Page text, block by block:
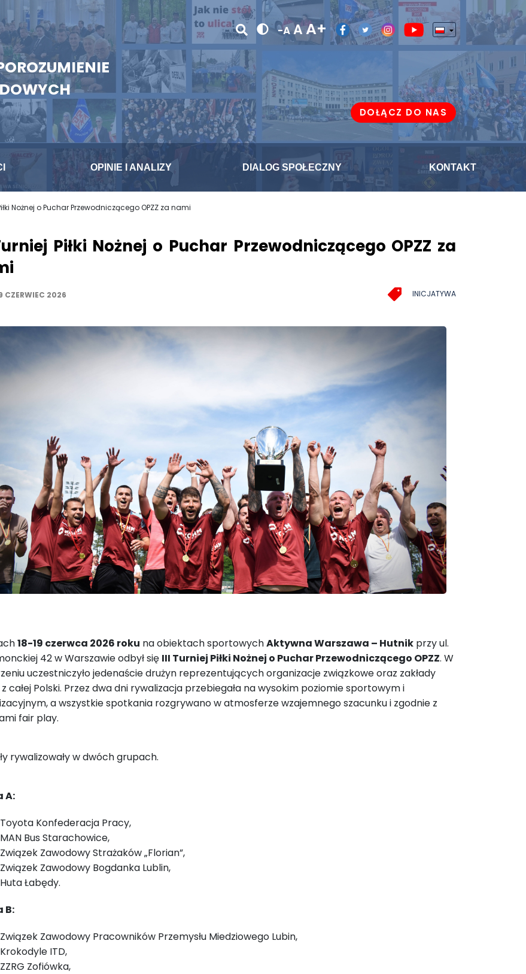
-A AA+
DOŁĄCZ DO NAS
OPINIE I ANALIZY DIALOG SPOŁECZNY KONTAKT
Nożnej o Puchar Przewodniczącego OPZZ za nami
Piłki Nożnej o Puchar Przewodniczącego OPZZ za
CZERWIEC 2026 INICJATYWA
18-19 czerwca 2026 roku na obiektach sportowychAktywna Warszawa – Hutnik przy ul.
42 w Warszawie odbył się III Turniej Piłki Nożnej o Puchar Przewodniczącego OPZZ. W
uczestniczyło jedenaście drużyn reprezentujących organizacje związkowe oraz zakłady
całej Polski. Przez dwa dni rywalizacja przebiegała na wysokim poziomie sportowym i
a wszystkie spotkania rozgrywano w atmosferze wzajemnego szacunku i zgodnie z
fair play.
rywalizowały w dwóch grupach.
A:
Toyota Konfederacja Pracy,
MAN Bus Starachowice,
Związek Zawodowy Strażaków „Florian”,
Związek Zawodowy Bogdanka Lublin,
Huta Łabędy.
B:
Związek Zawodowy Pracowników Przemysłu Miedziowego Lubin,
Krokodyle ITD,
ZZRG Zofiówka,